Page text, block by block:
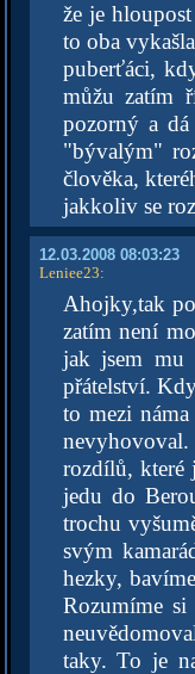
že je
to oba
puberťáci,
můžu zatím
pozorný a
"bývalým"
člověka,
jakkoliv se
12.03.2008 08:03:23
Leniee23:
Ahojky,tak
zatím není
jak jsem mu
přátelství.
to mezi
rozdílů, které
jedu do
trochu
svým
hezky,
Rozumíme
taky. To je